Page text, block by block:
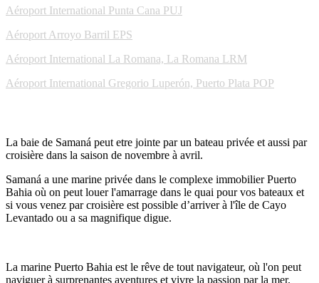
Aéroport International Punta Cana PUJ
Aéroport Arroyo Barril EPS
Aéroport International La Romana, La Romana LRM
Aéroport International Gregorio Luperón, Puerto Plata POP
La baie de Samaná peut etre jointe par un bateau privée et aussi par
croisière dans la saison de novembre à avril.
Samaná a une marine privée dans le complexe immobilier Puerto
Bahia où on peut louer l'amarrage dans le quai pour vos bateaux et
si vous venez par croisière est possible d’arriver à l'île de Cayo
Levantado ou a sa magnifique digue.
La marine Puerto Bahia est le rêve de tout navigateur, où l'on peut
naviguer à surprenantes aventures et vivre la passion par la mer.